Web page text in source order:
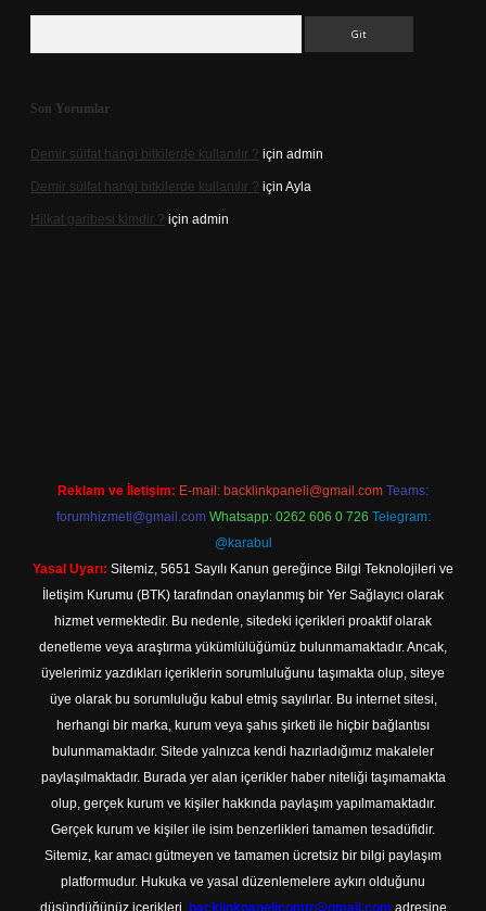
Son Yorumlar
Demir sülfat hangi bitkilerde kullanılır ? için admin
Demir sülfat hangi bitkilerde kullanılır ? için Ayla
Hilkat garibesi kimdir ? için admin
Reklam ve İletişim: E-mail: backlinkpaneli@gmail.com Teams:
forumhizmeti@gmail.com Whatsapp: 0262 606 0 726 Telegram:
@karabul
Yasal Uyarı: Sitemiz, 5651 Sayılı Kanun gereğince Bilgi Teknolojileri ve
İletişim Kurumu (BTK) tarafından onaylanmış bir Yer Sağlayıcı olarak
hizmet vermektedir. Bu nedenle, sitedeki içerikleri proaktif olarak
denetleme veya araştırma yükümlülüğümüz bulunmamaktadır. Ancak,
üyelerimiz yazdıkları içeriklerin sorumluluğunu taşımakta olup, siteye
üye olarak bu sorumluluğu kabul etmiş sayılırlar. Bu internet sitesi,
herhangi bir marka, kurum veya şahıs şirketi ile hiçbir bağlantısı
bulunmamaktadır. Sitede yalnızca kendi hazırladığımız makaleler
paylaşılmaktadır. Burada yer alan içerikler haber niteliği taşımamakta
olup, gerçek kurum ve kişiler hakkında paylaşım yapılmamaktadır.
Gerçek kurum ve kişiler ile isim benzerlikleri tamamen tesadüfidir.
Sitemiz, kar amacı gütmeyen ve tamamen ücretsiz bir bilgi paylaşım
platformudur. Hukuka ve yasal düzenlemelere aykırı olduğunu
düşündüğünüz içerikleri,
backlinkpanelicomtr@gmail.com adresine